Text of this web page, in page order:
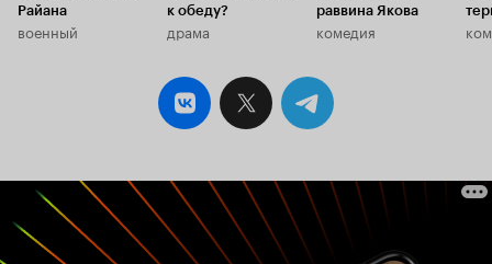
Райана
военный
к обеду?
драма
раввина Якова
комедия